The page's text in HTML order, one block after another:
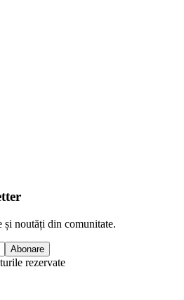
și noutăți din comunitate.
Abonare
rezervate